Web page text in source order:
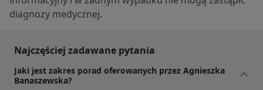
diagnozy medycznej.
Najczęściej zadawane pytania
Jaki jest zakres porad oferowanych przez Agnieszka
Banaszewska?